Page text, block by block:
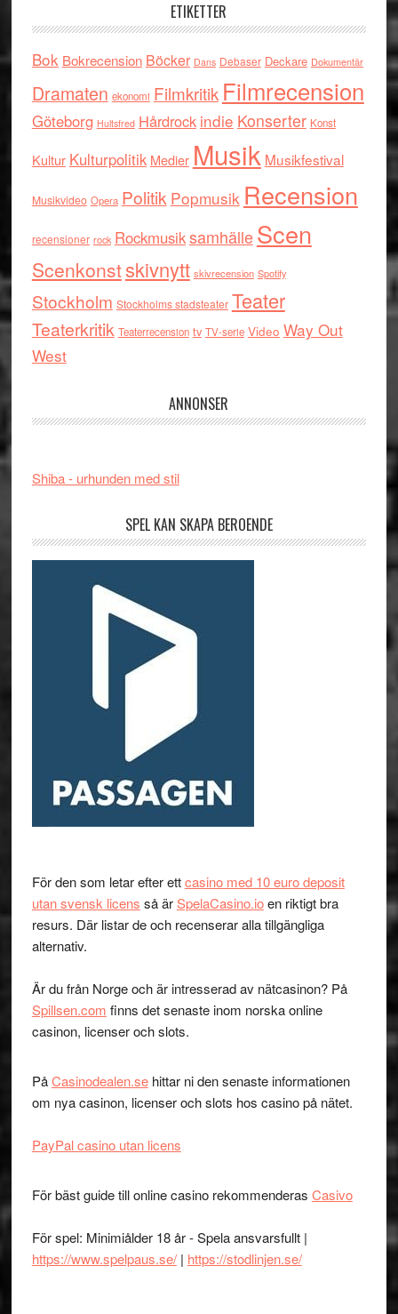
ETIKETTER
Bok Bokrecension Böcker Dans Debaser Deckare Dokumentär
Dramaten ekonomi Filmkritik Filmrecension
Göteborg Hultsfred Hårdrock indie Konserter Konst
Kultur Kulturpolitik Medier Musik Musikfestival
Musikvideo Opera Politik Popmusik Recension
recensioner rock RockmusiksamhälleScen
Scenkonstskivnytt skivrecension Spotify
Stockholm Stockholms stadsteater Teater
Teaterkritik Teaterrecension tv TV-serie Video Way Out
West
ANNONSER
Shiba - urhunden med stil
SPEL KAN SKAPA BEROENDE
För den som letar efter ettcasino med 10 euro deposit
utan svensk licens så ärSpelaCasino.ioen riktigt bra
resurs. Där listar de och recenserar alla tillgängliga
alternativ.
Är du från Norge och är intresserad av nätcasinon? På
Spillsen.com finns det senaste inom norska online
casinon, licenser och slots.
PåCasinodealen.sehittar ni den senaste informationen
om nya casinon, licenser och slots hos casino på nätet.
PayPal casino utan licens
För bäst guide till online casino rekommenderas Casivo
För spel: Minimiålder 18 år - Spela ansvarsfullt |
https://www.spelpaus.se/| https://stodlinjen.se/